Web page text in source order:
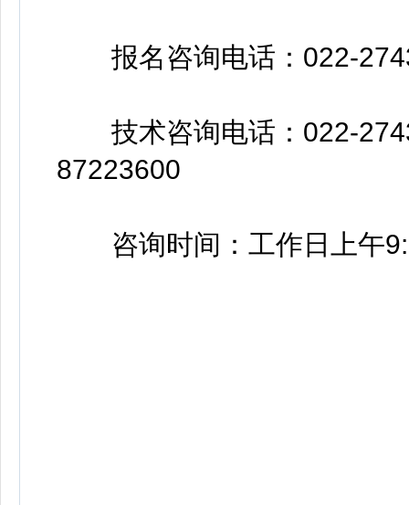
报名咨询电话：022-
技术咨询电话：022-
87223600
咨询时间：工作日上午